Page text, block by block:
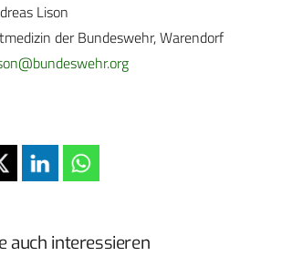
Lison
der Bundeswehr, Warendorf
auch interessieren